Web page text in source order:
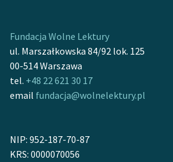
Fundacja Wolne Lektury
ul. Marszałkowska 84/92 lok. 125
00-514 Warszawa
tel. +48 22 621 30 17
email fundacja@wolnelektury.pl
NIP: 952-187-70-87
KRS: 0000070056